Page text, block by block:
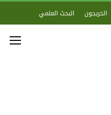
الخريجون البحث العلمي